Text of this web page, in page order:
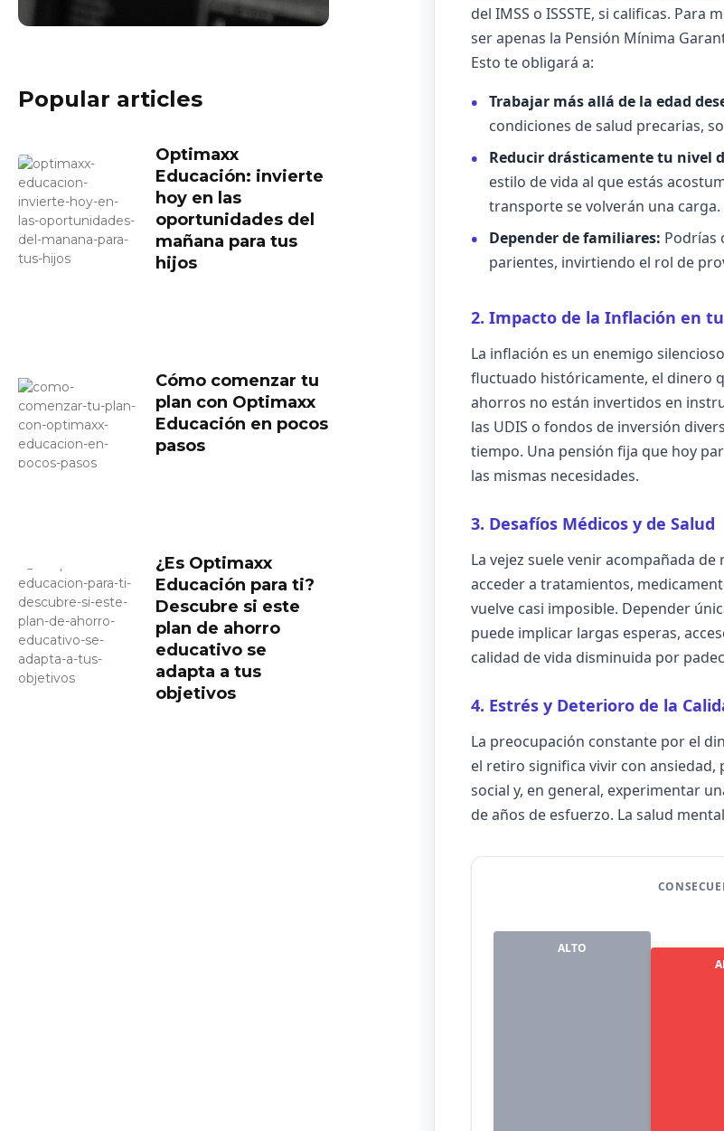
Popular articles
Optimaxx
Educación: invierte
hoy en las
oportunidades del
mañana para tus
hijos
Cómo comenzar tu
plan con Optimaxx
Educación en pocos
pasos
¿Es Optimaxx
Educación para ti?
Descubre si este
plan de ahorro
educativo se
adapta a tus
objetivos
del IMSS o ISSSTE, si calificas.
ser apenas la Pensión Mínima
Esto te obligará a:
Trabajar más allá de la edad
condiciones de salud precarias,
Reducir drásticamente tu nivel
estilo de vida al que estás
transporte se volverán una carga.
Depender de familiares: Podrías
parientes, invirtiendo el rol de
2. Impacto de la Inflación en
La inflación es un enemigo
fluctuado históricamente, el dinero
ahorros no están invertidos en
las UDIS o fondos de inversión
tiempo. Una pensión fija que hoy
las mismas necesidades.
3. Desafíos Médicos y de Salud
La vejez suele venir acompañada
acceder a tratamientos,
vuelve casi imposible. Depender
puede implicar largas esperas,
calidad de vida disminuida por
4. Estrés y Deterioro de la
La preocupación constante por el
el retiro significa vivir con
social y, en general, experimentar
de años de esfuerzo. La salud
ALTO